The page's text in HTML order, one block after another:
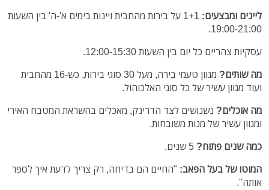
ליינים ומבצעים:
1+1 על בירות מהחבית ויינות בימים א'-ה' בין השעות
19:00-21:00.
עסקיות צהריים כל יום בין השעות 12:00-15:30.
מה שותים?
מגוון טעמי בירה, מעל 30 סוגי בירות, כש-16 מהחבית
ועוד מגוון עשיר של כל סוגי האלכוהול.
מה אוכלים? נשנושים לצד הדרינק, מאכלים בהשראת המטבח האירי
ומגוון עשיר של מנות משובחות.
כמה שנים פתוח?
המוטו של בעל הפאב: "החיים הם בדיחה, רק צריך לדעת איך לספר
אותה".